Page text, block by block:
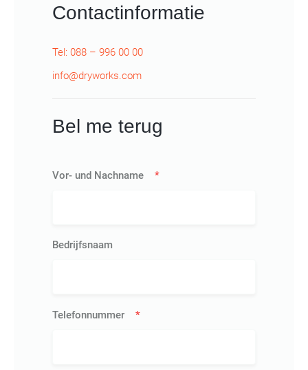
Contactinformatie
Tel: 088 – 996 00 00
info@dryworks.com
Bel me terug
Vor- und Nachname *
Bedrijfsnaam
Telefonnummer *